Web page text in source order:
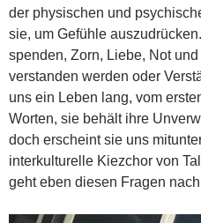
der physischen und
sie, um Gefühle
spenden, Zorn, Liebe, Not
verstanden werden oder
uns ein Leben lang, vom
Worten, sie behält ihre
doch erscheint sie uns
interkulturelle Kiezchor von
geht eben diesen Fragen